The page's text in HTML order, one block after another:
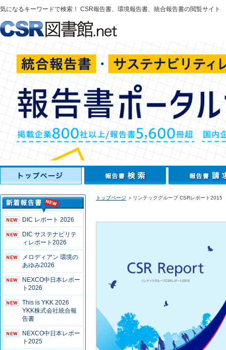
気になるキーワードで検索！ CSR報告書、環境報告書、統合報告書の閲覧サイト
DIC レポート 2026
DIC サステナビリテ
ィレポート2026
メロディアン 環境の
あゆみ2026
NEXCO中日本レポー
ト2026
This is YKK 2026
YKK株式会社統合報
告書
NEXCO中日本レポー
ト2025
トップページ ＞リンテックグループ CSRレポート2015